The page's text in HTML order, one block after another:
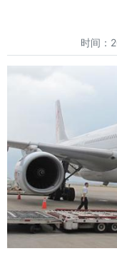
时间：